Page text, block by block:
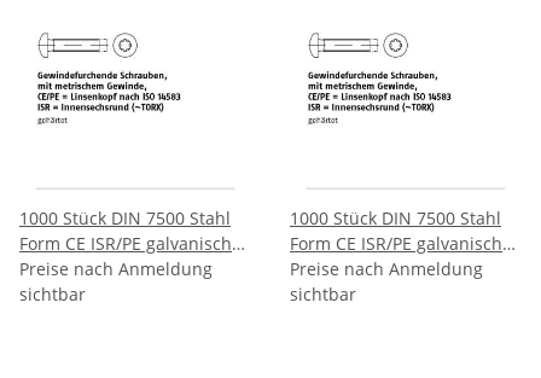
1000 Stück DIN 7500 Stahl
Form CE ISR/PE galvanisch
verzinkt Gewindefurchende
Schrauben ISR metr.
Preise nach Anmeldung
sichtbar
1000 Stück DIN 7500 Stahl
Form CE ISR/PE galvanisch
verzinkt Gewindefurchende
Schrauben ISR metr.
Preise nach Anmeldung
sichtbar